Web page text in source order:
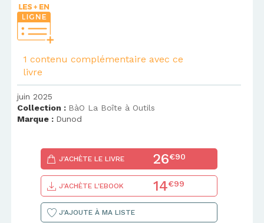
1 contenu complémentaire avec ce
livre
juin 2025
Collection : BàO La Boîte à Outils
Marque : Dunod
J'ACHÈTE LE LIVRE 26€90
J'ACHÈTE L'EBOOK 14€99
J'AJOUTE À MA LISTE